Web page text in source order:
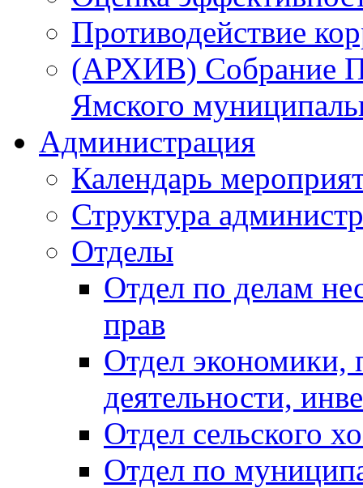
Противодействие
(АРХИВ) Собрание
Ямского
Администрация
Календарь
Структура
Отделы
Отдел по делам
прав
Отдел экономики,
деятельности,
Отдел сельского
Отдел по